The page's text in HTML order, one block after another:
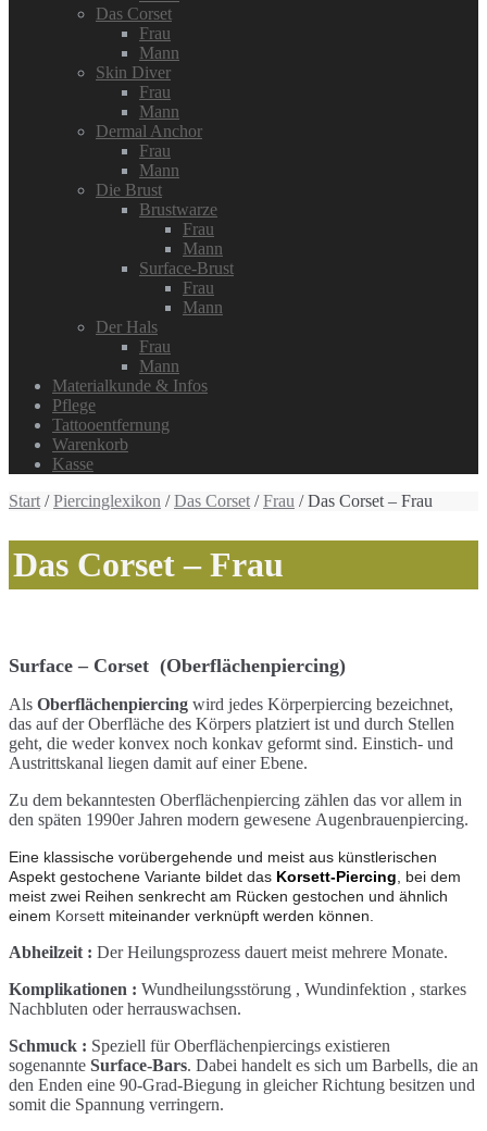
Das Corset
Frau
Mann
Skin Diver
Frau
Mann
Dermal Anchor
Frau
Mann
Die Brust
Brustwarze
Frau
Mann
Surface-Brust
Frau
Mann
Der Hals
Frau
Mann
Materialkunde & Infos
Pflege
Tattooentfernung
Warenkorb
Kasse
Start /Piercinglexikon /Das Corset /Frau / Das Corset – Frau
Das Corset – Frau
Surface – Corset (Oberflächenpiercing)
Als Oberflächenpiercing wird jedes Körperpiercing bezeichnet,
das auf der Oberfläche des Körpers platziert ist und durch Stellen
geht, die weder konvex noch konkav geformt sind. Einstich- und
Austrittskanal liegen damit auf einer Ebene.
Zu dem bekanntesten Oberflächenpiercing zählen das vor allem in
den späten 1990er Jahren modern gewesene Augenbrauenpiercing.
Eine klassische vorübergehende und meist aus künstlerischen
Aspekt gestochene Variante bildet das Korsett-Piercing , bei dem
meist zwei Reihen senkrecht am Rücken gestochen und ähnlich
einem Korsett miteinander verknüpft werden können.
Abheilzeit : Der Heilungsprozess dauert meist mehrere Monate.
Komplikationen : Wundheilungsstörung , Wundinfektion , starkes
Nachbluten oder herrauswachsen.
Schmuck : Speziell für Oberflächenpiercings existieren
sogenannte Surface-Bars. Dabei handelt es sich um Barbells, die an
den Enden eine 90-Grad-Biegung in gleicher Richtung besitzen und
somit die Spannung verringern.